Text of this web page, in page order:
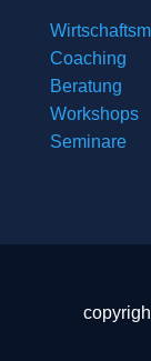
Coaching
Beratung
Workshops
Seminare